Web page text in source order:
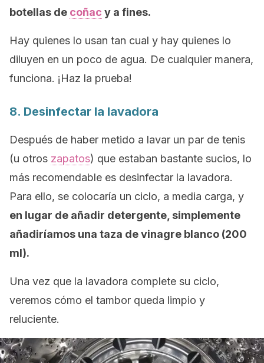
botellas de coñac y a fines.
Hay quienes lo usan tan cual y hay quienes lo
diluyen en un poco de agua. De cualquier manera,
funciona. ¡Haz la prueba!
8. Desinfectar la lavadora
Después de haber metido a lavar un par de tenis
(u otros zapatos) que estaban bastante sucios, lo
más recomendable es desinfectar la lavadora.
Para ello, se colocaría un ciclo, a media carga, y
en lugar de añadir detergente, simplemente
añadiríamos una taza de vinagre blanco (200
ml).
Una vez que la lavadora complete su ciclo,
veremos cómo el tambor queda limpio y
reluciente.